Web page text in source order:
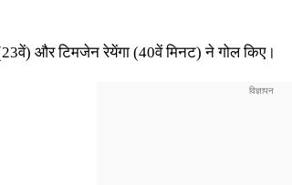
और टिमजेन रेयेंगा (40वें मिनट) ने गोल किए।